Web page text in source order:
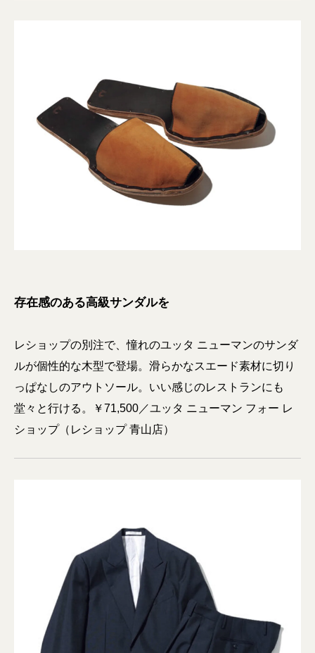
存在感のある高級サンダルを
レショップの別注で、憧れのユッタ ニューマンのサンダ
ルが個性的な木型で登場。滑らかなスエード素材に切り
っぱなしのアウトソール。いい感じのレストランにも
堂々と行ける。￥71,500／ユッタ ニューマン フォー レ
ショップ（レショップ 青山店）